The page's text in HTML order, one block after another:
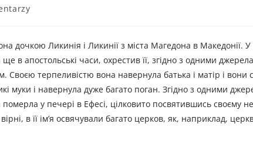
дочкою Ликинія і Ликинії з міста Магедона в Македонії. У
в апостольські часи, охрестив її, згідно з одними
Своєю терпеливістю вона навернула батька і матір і вони
муки і навернула дуже багато поган. Згідно з одними
у печері в Ефесі, цілковито посвятившись своєму
в її ім’я освячували багато церков, як, наприклад,